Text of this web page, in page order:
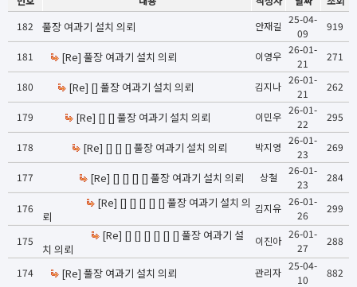
182
풀장 여과기 설치 의뢰 안재길
25-04-
09
919
181 [Re] 풀장 여과기 설치 의뢰 이영우
26-01-
21
271
180 [Re] [] 풀장 여과기 설치 의뢰 김지나
26-01-
21
262
179 [Re] [] [] 풀장 여과기 설치 의뢰 이민우
26-01-
22
295
178 [Re] [] [] [] 풀장 여과기 설치 의뢰 박지영
26-01-
23
269
177 [Re] [] [] [] [] 풀장 여과기 설치 의뢰 상철
26-01-
23
284
176
[Re] [] [] [] [] [] 풀장 여과기 설치 의
뢰
김지유
26-01-
26
299
175
[Re] [] [] [] [] [] [] 풀장 여과기 설
치 의뢰
이진아
26-01-
27
288
174 [Re] 풀장 여과기 설치 의뢰 관리자
25-04-
10
882